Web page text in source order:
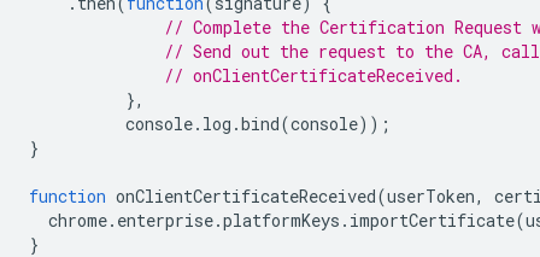
// Complete the Certification
// Send out the request to the CA,
// onClientCertificateReceived.
},
console. log .bind(console));
}
function onClientCertificateReceived(userToken,
chrome. enterprise.platformKeys . importCertificate(
}